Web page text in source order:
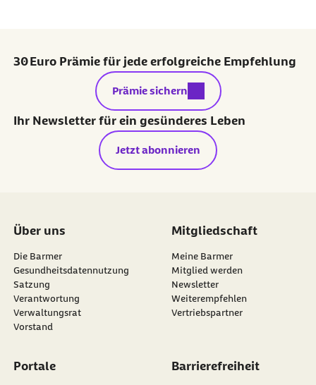
30 Euro Prämie für jede erfolgreiche Empfehlung
externer Link:
Prämie sichern
Ihr Newsletter für ein gesünderes Leben
Jetzt abonnieren
Über uns
Die Barmer
Gesundheitsdatennutzung
Satzung
Verantwortung
Verwaltungsrat
Vorstand
Mitgliedschaft
Meine Barmer
Mitglied werden
Newsletter
externer Link:
Weiterempfehlen
Vertriebspartner
Portale Barrierefreiheit